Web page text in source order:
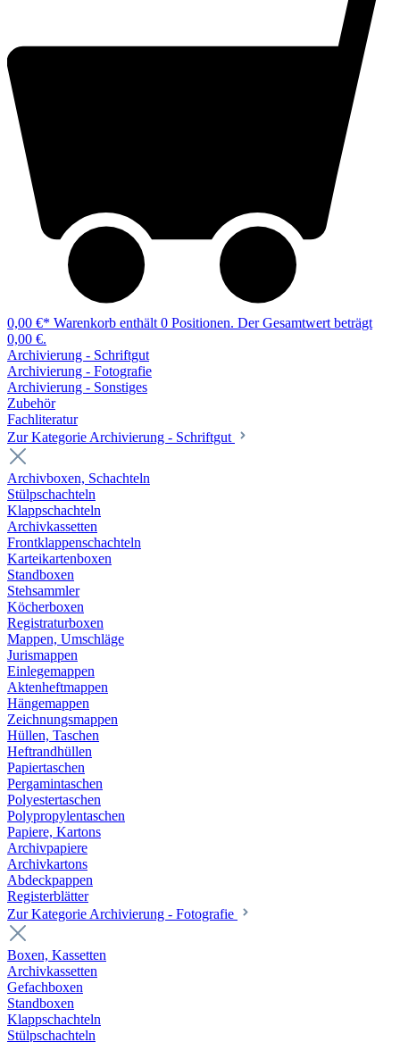
0,00 €* Warenkorb enthält 0 Positionen. Der Gesamtwert beträgt
0,00 €.
Archivierung - Schriftgut
Archivierung - Fotografie
Archivierung - Sonstiges
Zubehör
Fachliteratur
Zur Kategorie Archivierung - Schriftgut
Archivboxen, Schachteln
Stülpschachteln
Klappschachteln
Archivkassetten
Frontklappenschachteln
Karteikartenboxen
Standboxen
Stehsammler
Köcherboxen
Registraturboxen
Mappen, Umschläge
Jurismappen
Einlegemappen
Aktenheftmappen
Hängemappen
Zeichnungsmappen
Hüllen, Taschen
Heftrandhüllen
Papiertaschen
Pergamintaschen
Polyestertaschen
Polypropylentaschen
Papiere, Kartons
Archivpapiere
Archivkartons
Abdeckpappen
Registerblätter
Zur Kategorie Archivierung - Fotografie
Boxen, Kassetten
Archivkassetten
Gefachboxen
Standboxen
Klappschachteln
Stülpschachteln